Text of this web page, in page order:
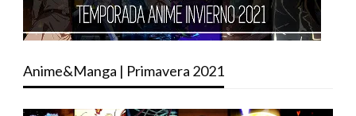
Anime&Manga | Primavera 2021